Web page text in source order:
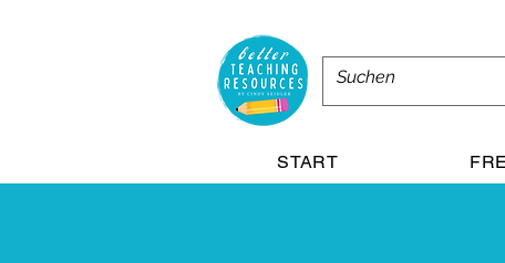
START